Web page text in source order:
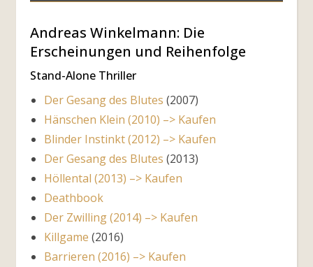
Andreas Winkelmann: Die
Erscheinungen und Reihenfolge
Stand-Alone Thriller
Der Gesang des Blutes (2007)
Hänschen Klein (2010) –> Kaufen
Blinder Instinkt (2012) –> Kaufen
Der Gesang des Blutes (2013)
Höllental (2013) –> Kaufen
Deathbook
Der Zwilling (2014) –> Kaufen
Killgame (2016)
Barrieren (2016) –> Kaufen